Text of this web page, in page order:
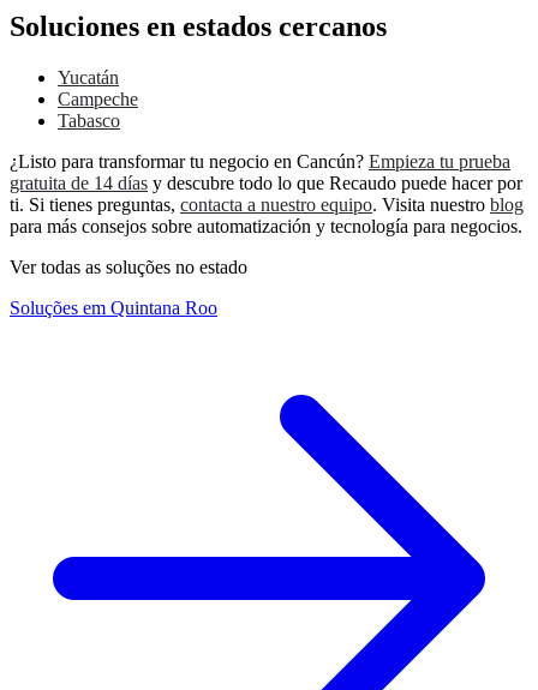
Soluciones en estados cercanos
Yucatán
Campeche
Tabasco
¿Listo para transformar tu negocio en Cancún? Empieza tu prueba
gratuita de 14 días y descubre todo lo que Recaudo puede hacer por
ti. Si tienes preguntas, contacta a nuestro equipo. Visita nuestro blog
para más consejos sobre automatización y tecnología para negocios.
Ver todas as soluções no estado
Soluções em Quintana Roo